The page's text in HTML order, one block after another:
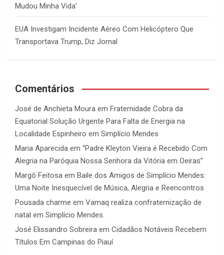
Mudou Minha Vida’
EUA Investigam Incidente Aéreo Com Helicóptero Que
Transportava Trump, Diz Jornal
Comentários
José de Anchieta Moura em Fraternidade Cobra da
Equatorial Solução Urgente Para Falta de Energia na
Localidade Espinheiro em Simplício Mendes
Maria Aparecida em “Padre Kleyton Vieira é Recebido Com
Alegria na Paróquia Nossa Senhora da Vitória em Oeiras”
Margô Feitosa em Baile dos Amigos de Simplício Mendes:
Uma Noite Inesquecível de Música, Alegria e Reencontros
Pousada charme em Vamaq realiza confraternização de
natal em Simplício Mendes.
José Elissandro Sobreira em Cidadãos Notáveis Recebem
Títulos Em Campinas do Piauí